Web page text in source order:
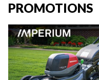
PROMOTIONS